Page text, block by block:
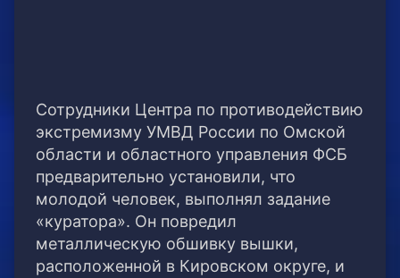
Сотрудники Центра по противодействию
экстремизму УМВД России по Омской
области и областного управления ФСБ
предварительно установили, что
молодой человек, выполнял задание
«куратора». Он повредил
металлическую обшивку вышки,
расположенной в Кировском округе, и